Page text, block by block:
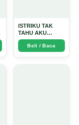
ISTRIKU TAK
TAHU AKU
PENGUSAHA
EMAS - Arda
Dinata
Beli / Baca